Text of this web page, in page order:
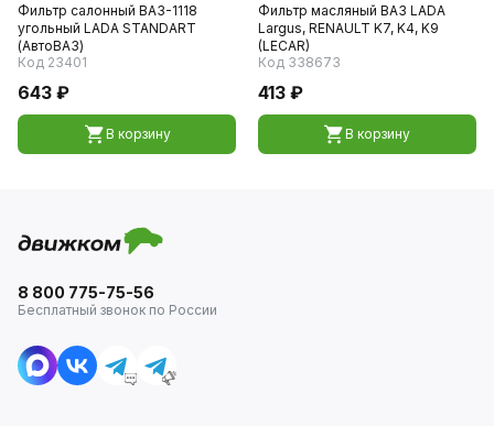
Фильтр салонный ВАЗ-1118
угольный LADA STANDART
(АвтоВАЗ)
Код 23401
643 ₽
В корзину
Фильтр масляный ВАЗ LADA
Largus, RENAULT K7, K4, K9
(LECAR)
Код 338673
413 ₽
В корзину
8 800 775-75-56
Бесплатный звонок по России